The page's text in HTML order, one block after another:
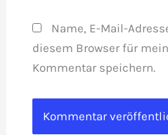
Name, E-Mail-
diesem Browser für
Kommentar speichern.